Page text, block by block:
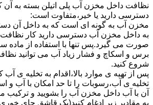
نظافت داخل مخزن آب پلی اتیلن بسته به آن
دسترسی دارید یا خیر،متفاوت است:
مخزن آب به گونه ای است که به داخل آن
به داخل مخزن آب دسترسی دارید کار نظافت
صورت می گیرد.پس تنها با استفاده از ماده
برس و اسکاچ و فشار زیاد آب می توانید
شروع کنید.
پس از تهیه ی موارد بالا،اقدام به تخلیه ی آب
تخلیه ی آب،رسوبات را تا حد امکان با آب و
آن با آب داخل مخزن آب را بشویید و ترکیب
به مقادیر زیر ادغام کنید(یک قاشق چای خوری